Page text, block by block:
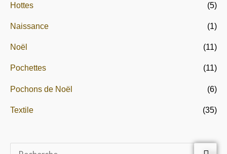
Hottes (5)
Naissance (1)
Noël (11)
Pochettes (11)
Pochons de Noël (6)
Textile (35)